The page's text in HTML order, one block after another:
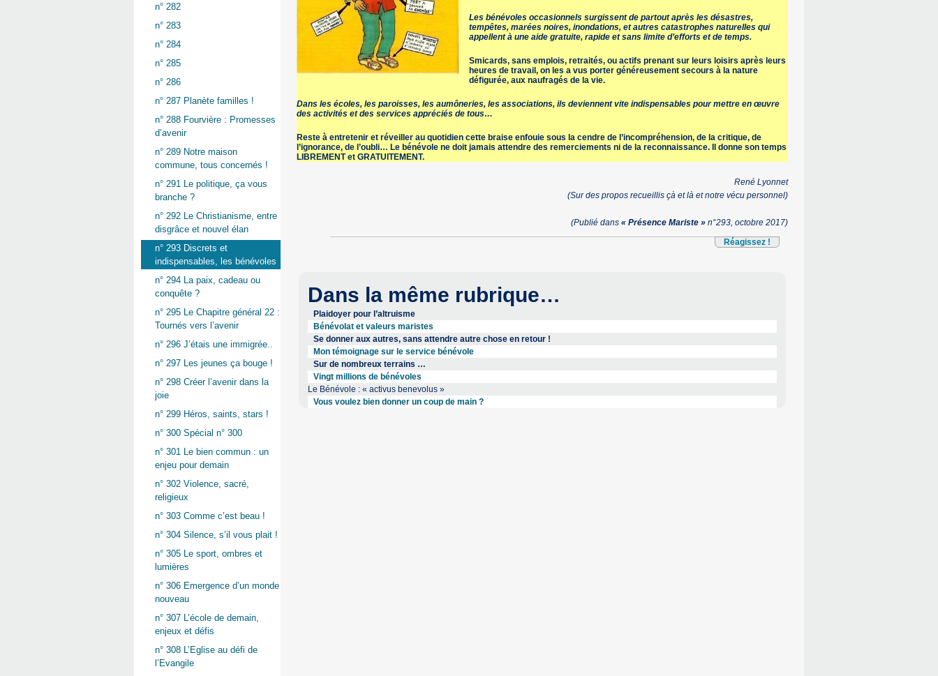
Les bénévoles occasionnels surgissent de partout après les désastres,
tempêtes, marées noires, inondations, et autres catastrophes naturelles qui
appellent à une aide gratuite, rapide et sans limite d’efforts et de temps.
Smicards, sans emplois, retraités, ou actifs prenant sur leurs loisirs après leurs
heures de travail, on les a vus porter généreusement secours à la nature
défigurée, aux naufragés de la vie.
Dans les écoles, les paroisses, les aumôneries, les associations, ils deviennent vite indispensables pour mettre en œuvre
des activités et des services appréciés de tous…
Reste à entretenir et réveiller au quotidien cette braise enfouie sous la cendre de l’incompréhension, de la critique, de
l’ignorance, de l’oubli… Le bénévole ne doit jamais attendre des remerciements ni de la reconnaissance. Il donne son temps
LIBREMENT et GRATUITEMENT.
René Lyonnet
(Sur des propos recueillis çà et là et notre vécu personnel)
(Publié dans« Présence Mariste » n°293, octobre 2017)
Réagissez !
Dans la même rubrique…
Plaidoyer pour l’altruisme
Bénévolat et valeurs maristes
Se donner aux autres, sans attendre autre chose en retour !
Mon témoignage sur le service bénévole
Sur de nombreux terrains …
Vingt millions de bénévoles
Le Bénévole : « activus benevolus »
Vous voulez bien donner un coup de main ?
n° 282
n° 283
n° 284
n° 285
n° 286
n° 287 Planète familles !
n° 288 Fourvière : Promesses
d’avenir
n° 289 Notre maison
commune, tous concernés !
n° 291 Le politique, ça vous
branche ?
n° 292 Le Christianisme, entre
disgrâce et nouvel élan
n° 293 Discrets et
indispensables, les bénévoles
n° 294 La paix, cadeau ou
conquête ?
n° 295 Le Chapitre général 22 :
Tournés vers l’avenir
n° 296 J’étais une immigrée..
n° 297 Les jeunes ça bouge !
n° 298 Créer l’avenir dans la
joie
n° 299 Héros, saints, stars !
n° 300 Spécial n° 300
n° 301 Le bien commun : un
enjeu pour demain
n° 302 Violence, sacré,
religieux
n° 303 Comme c’est beau !
n° 304 Silence, s’il vous plait !
n° 305 Le sport, ombres et
lumières
n° 306 Emergence d’un monde
nouveau
n° 307 L’école de demain,
enjeux et défis
n° 308 L’Eglise au défi de
l’Evangile